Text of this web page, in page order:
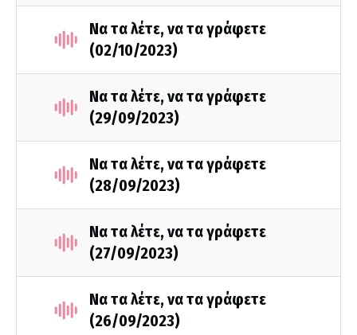
Να τα λέτε, να τα γράφετε
(02/10/2023)
Να τα λέτε, να τα γράφετε
(29/09/2023)
Να τα λέτε, να τα γράφετε
(28/09/2023)
Να τα λέτε, να τα γράφετε
(27/09/2023)
Να τα λέτε, να τα γράφετε
(26/09/2023)